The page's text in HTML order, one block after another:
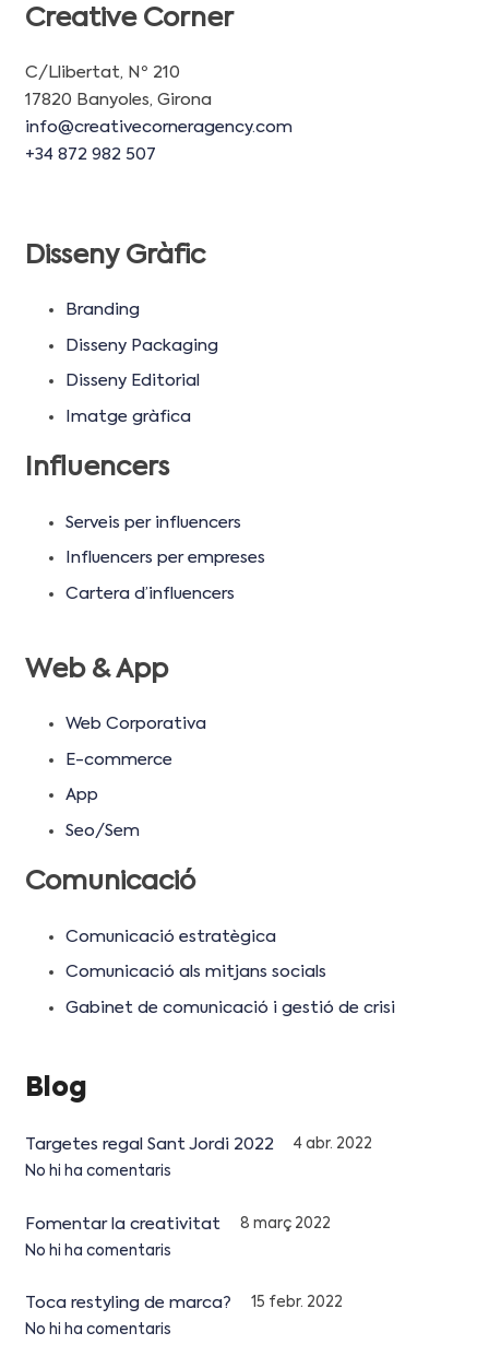
Creative Corner
C/Llibertat, Nº 210
17820 Banyoles, Girona
info@creativecorneragency.com
+34 872 982 507
Disseny Gràfic
Branding
Disseny Packaging
Disseny Editorial
Imatge gràfica
Influencers
Serveis per influencers
Influencers per empreses
Cartera d’influencers
Web & App
Web Corporativa
E-commerce
App
Seo/Sem
Comunicació
Comunicació estratègica
Comunicació als mitjans socials
Gabinet de comunicació i gestió de crisi
Blog
Targetes regal Sant Jordi 2022
4 abr. 2022
No hi ha comentaris
Fomentar la creativitat
8 març 2022
No hi ha comentaris
Toca restyling de marca?
15 febr. 2022
No hi ha comentaris